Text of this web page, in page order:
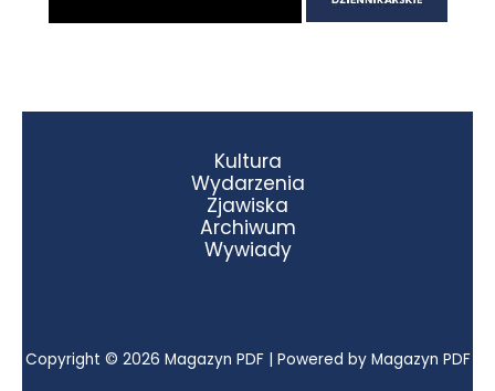
Kultura
Wydarzenia
Zjawiska
Archiwum
Wywiady
Copyright © 2026 Magazyn PDF | Powered by Magazyn PDF